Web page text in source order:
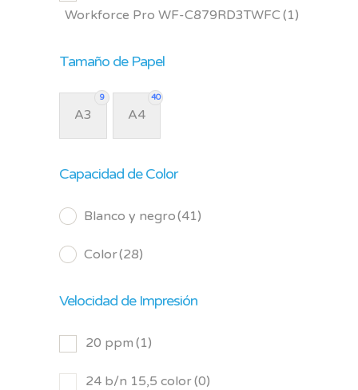
Workforce Pro WF-C879RD3TWFC (1)
Tamaño de Papel
9
A3
40
A4
Capacidad de Color
Blanco y negro(41)
Color(28)
Velocidad de Impresión
20 ppm (1)
24 b/n 15,5 color(0)